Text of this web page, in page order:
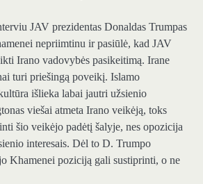
JAV prezidentas Donaldas Trumpas
nepriimtinu ir pasiūlė, kad JAV
Irano vadovybės pasikeitimą. Irane
turi priešingą poveikį. Islamo
išlieka labai jautri užsienio
viešai atmeta Irano veikėją, toks
šio veikėjo padėtį šalyje, nes opozicija
interesais. Dėl to D. Trumpo
Khamenei poziciją gali sustiprinti, o ne